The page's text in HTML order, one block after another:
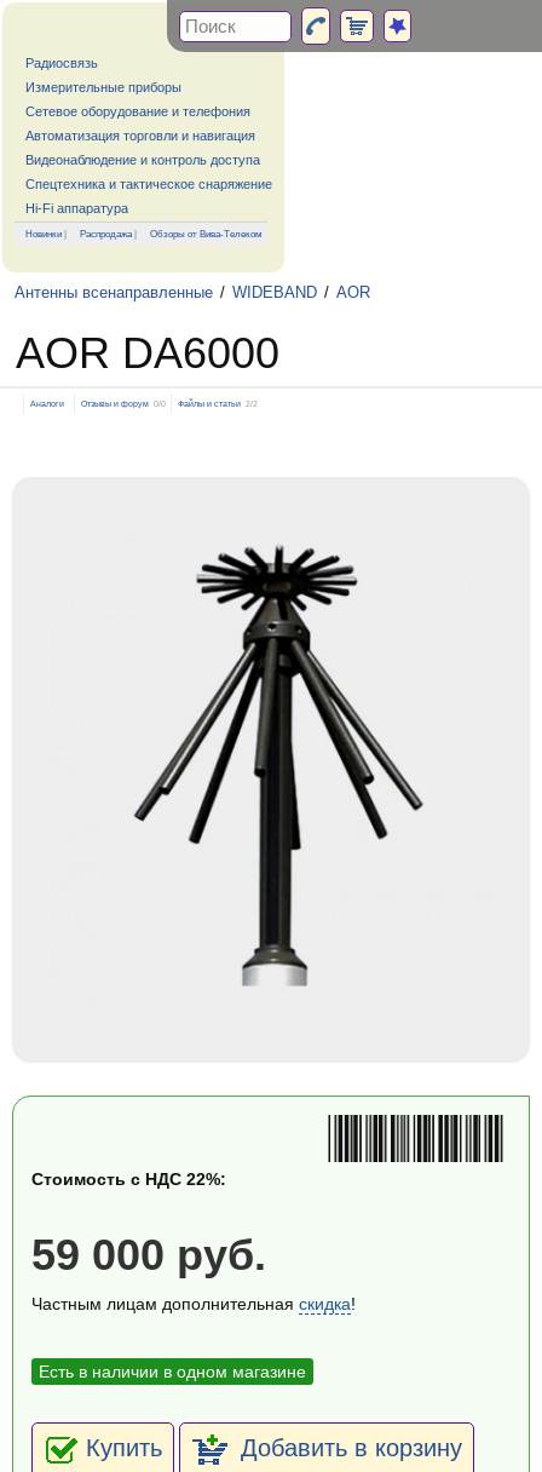
Радиосвязь
Измерительные приборы
Сетевое оборудование и телефония
Автоматизация торговли и навигация
Видеонаблюдение и контроль доступа
Спецтехника и тактическое снаряжение
Hi-Fi аппаратура
Новинки | Распродажа| Обзоры от Вива-Телеком
Антенны всенаправленные / WIDEBAND / AOR
AOR DA6000
Аналоги Отзывы и форум 0/0 Файлы и статьи 2/2
Стоимость с НДС 22%:
59 000 руб.
Частным лицам дополнительная скидка!
Есть в наличии в одном магазине
Купить Добавить в корзину